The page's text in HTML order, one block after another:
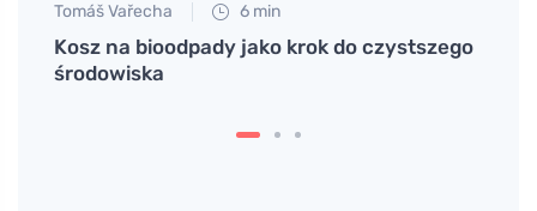
Tomáš Vařecha 6 min
Kosz na bioodpady jako krok do czystszego
środowiska